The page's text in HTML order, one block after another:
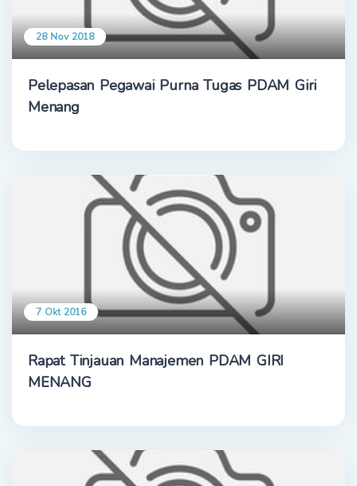
28 Nov 2018
Pelepasan Pegawai Purna Tugas PDAM Giri
Menang
7 Okt 2016
Rapat Tinjauan Manajemen PDAM GIRI
MENANG